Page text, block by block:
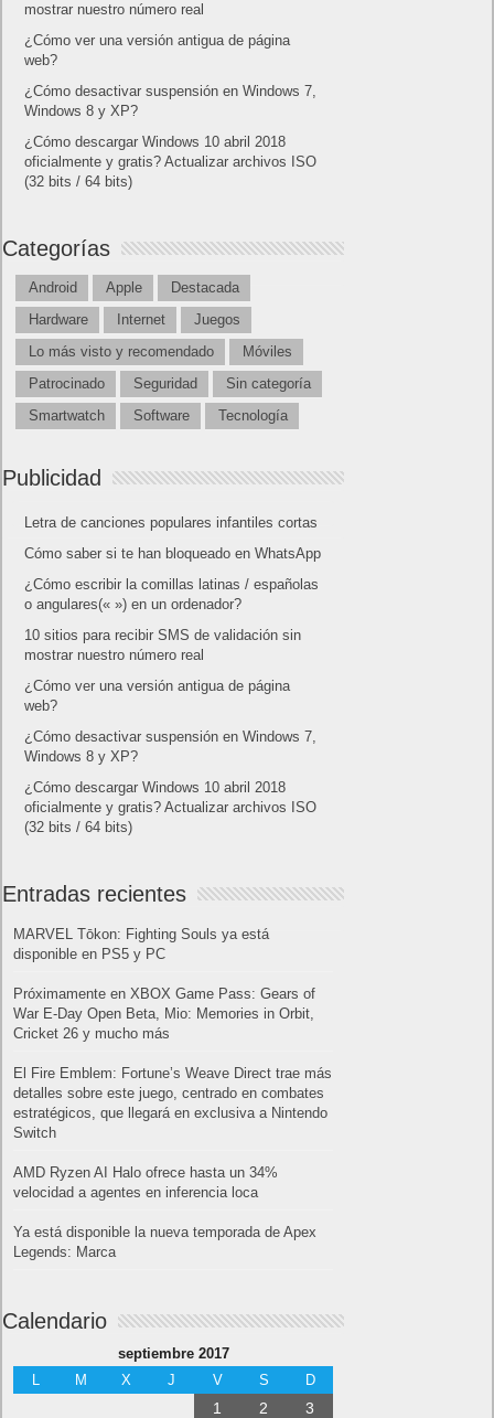
mostrar nuestro número real
¿Cómo ver una versión antigua de página
web?
¿Cómo desactivar suspensión en Windows 7,
Windows 8 y XP?
¿Cómo descargar Windows 10 abril 2018
oficialmente y gratis? Actualizar archivos ISO
(32 bits / 64 bits)
Categorías
Android Apple
Destacada
Hardware
Internet
Juegos
Lo más visto y recomendado
Móviles
Patrocinado
Seguridad
Sin categoría
Smartwatch
Software Tecnología
Publicidad
Letra de canciones populares infantiles cortas
Cómo saber si te han bloqueado en WhatsApp
¿Cómo escribir la comillas latinas / españolas
o angulares(« ») en un ordenador?
10 sitios para recibir SMS de validación sin
mostrar nuestro número real
¿Cómo ver una versión antigua de página
web?
¿Cómo desactivar suspensión en Windows 7,
Windows 8 y XP?
¿Cómo descargar Windows 10 abril 2018
oficialmente y gratis? Actualizar archivos ISO
(32 bits / 64 bits)
Entradas recientes
MARVEL Tōkon: Fighting Souls ya está
disponible en PS5 y PC
Próximamente en XBOX Game Pass: Gears of
War E-Day Open Beta, Mio: Memories in Orbit,
Cricket 26 y mucho más
El Fire Emblem: Fortune’s Weave Direct trae más
detalles sobre este juego, centrado en combates
estratégicos, que llegará en exclusiva a Nintendo
Switch
AMD Ryzen AI Halo ofrece hasta un 34%
velocidad a agentes en inferencia loca
Ya está disponible la nueva temporada de Apex
Legends: Marca
Calendario
septiembre 2017
L
M X J V S D
1 2
3